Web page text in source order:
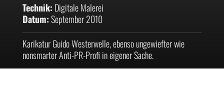
Technik: Digitale Malerei
Datum:September 2010
Karikatur Guido Westerwelle, ebenso ungewiefter wie
nonsmarter Anti-PR-Profi in eigener Sache.